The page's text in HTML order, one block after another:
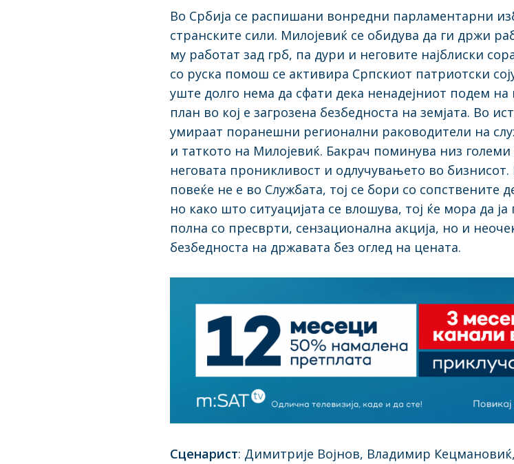
Во Србија се распишани вонредни парламентарни
странските сили. Милојевиќ се обидува да ги држи
му работат зад грб, па дури и неговите најблиски
со руска помош се активира Српскиот патриотски
уште долго нема да сфати дека ненадејниот подем на
план во кој е загрозена безбедноста на земјата. Во
умираат поранешни регионални раководители на
и таткото на Милојевиќ. Бакрач поминува низ
неговата проникливост и одлучувањето во
повеќе не е во Службата, тој се бори со сопствените
но како што ситуацијата се влошува, тој ќе мора да
полна со пресврти, сензационална акција, но и
безбедноста на државата без оглед на цената.
Сценарист: Димитрије Војнов, Владимир